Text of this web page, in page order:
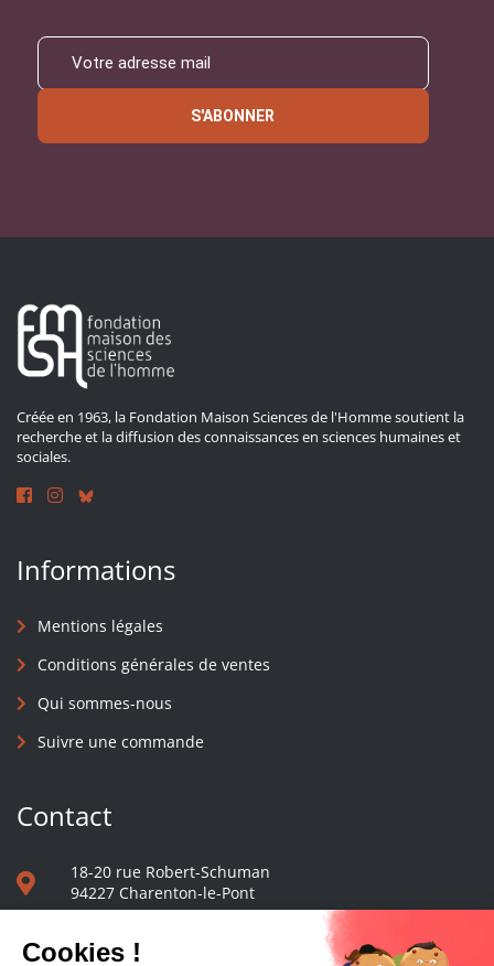
S'ABONNER
Créée en 1963, la Fondation Maison Sciences de l'Homme soutient la
recherche et la diffusion des connaissances en sciences humaines et
sociales.
Informations
Mentions légales
Conditions générales de ventes
Qui sommes-nous
Suivre une commande
Contact
18-20 rue Robert-Schuman
94227 Charenton-le-Pont